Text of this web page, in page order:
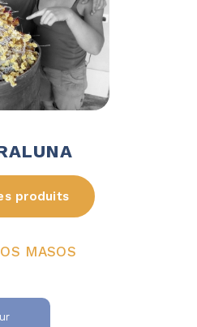
produits
MASOS